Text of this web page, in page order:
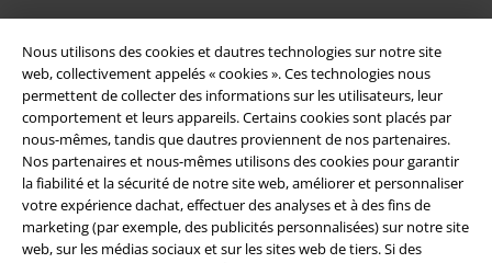
Nous utilisons des cookies et dautres technologies sur notre site
web, collectivement appelés « cookies ». Ces technologies nous
permettent de collecter des informations sur les utilisateurs, leur
comportement et leurs appareils. Certains cookies sont placés par
nous-mêmes, tandis que dautres proviennent de nos partenaires.
Nos partenaires et nous-mêmes utilisons des cookies pour garantir
la fiabilité et la sécurité de notre site web, améliorer et personnaliser
votre expérience dachat, effectuer des analyses et à des fins de
marketing (par exemple, des publicités personnalisées) sur notre site
web, sur les médias sociaux et sur les sites web de tiers. Si des
Communauté